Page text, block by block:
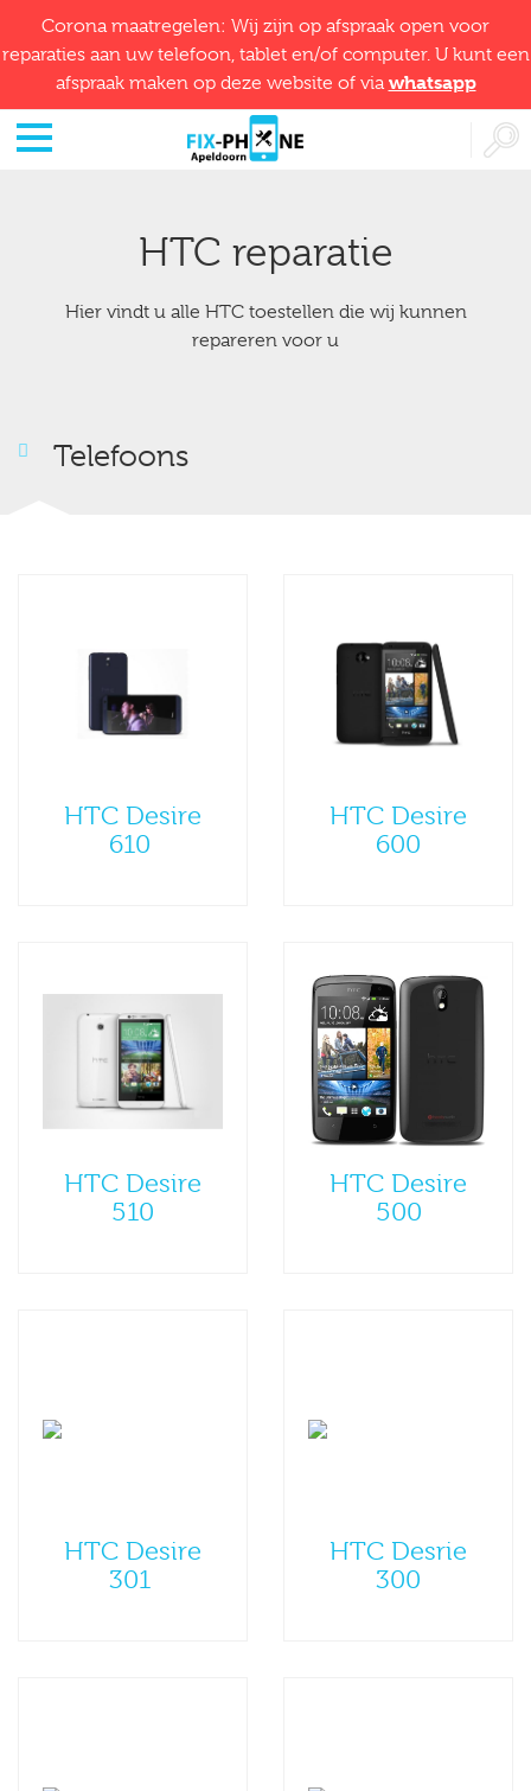
Corona maatregelen: Wij zijn op afspraak open voor
reparaties aan uw telefoon, tablet en/of computer. U kunt een
afspraak maken op deze website of viawhatsapp
HTC reparatie
Hier vindt u alle HTC toestellen die wij kunnen
repareren voor u
Telefoons
HTC Desire
610
HTC Desire
600
HTC Desire
510
HTC Desire
500
HTC Desire
301
HTC Desrie
300